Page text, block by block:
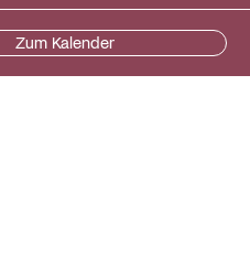
Zum Kalender